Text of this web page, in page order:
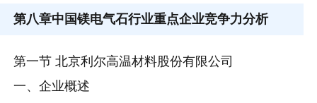
第八章中国镁电气石行业重点企业竞争力分析
第一节 北京利尔高温材料股份有限公司
一、企业概述